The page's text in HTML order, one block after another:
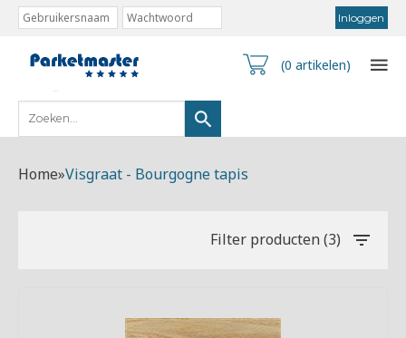
(0 artikelen)
Home»Visgraat - Bourgogne tapis
Filter producten (3)